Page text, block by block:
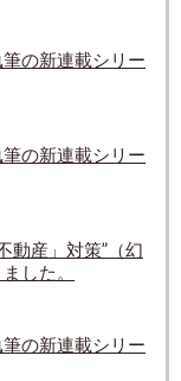
の新連載シリー
の新連載シリー
動産」対策” （幻
した。
の新連載シリー